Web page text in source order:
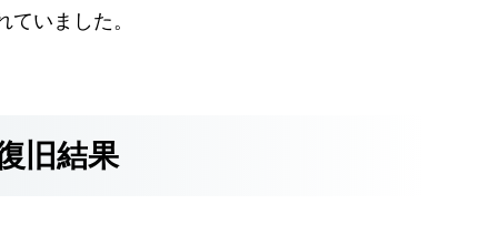
いました。
旧結果